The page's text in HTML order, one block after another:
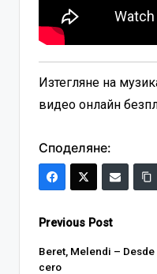
Изтегляне на
видео онлайн
Споделяне:
Post
navigation
Previous Post
Beret, Melendi – Desde
cero